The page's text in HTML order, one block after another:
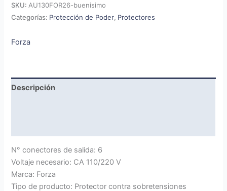
SKU: AU130FOR26-buenisimo
Categorías: Protección de Poder, Protectores
Forza
Descripción
N° conectores de salida: 6
Voltaje necesario: CA 110/220 V
Marca: Forza
Tipo de producto: Protector contra sobretensiones